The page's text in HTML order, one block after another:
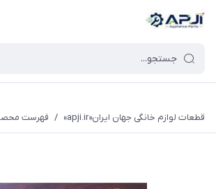
قطعات یدکی و جانبی لوازم خانگی جهان ایران
قطعات لوازم خانگی جهان ایران«apji.ir» / فهرست